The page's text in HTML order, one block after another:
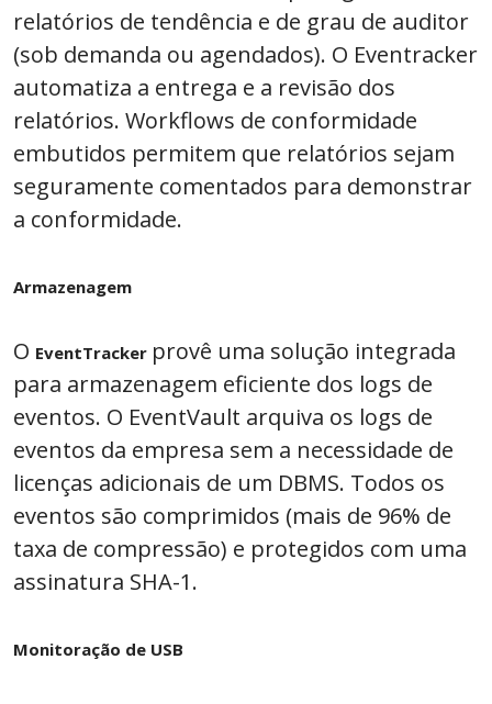
relatórios de tendência e de grau de auditor
(sob demanda ou agendados). O Eventracker
automatiza a entrega e a revisão dos
relatórios. Workflows de conformidade
embutidos permitem que relatórios sejam
seguramente comentados para demonstrar
a conformidade.
Armazenagem
O EventTracker provê uma solução integrada
para armazenagem eficiente dos logs de
eventos. O EventVault arquiva os logs de
eventos da empresa sem a necessidade de
licenças adicionais de um DBMS. Todos os
eventos são comprimidos (mais de 96% de
taxa de compressão) e protegidos com uma
assinatura SHA-1.
Monitoração de USB